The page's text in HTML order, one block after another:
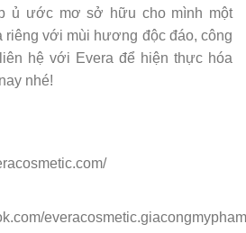
ủ ước mơ sở hữu cho mình một
với mùi hương độc đáo, công
hệ với Evera để hiện thực hóa
nhé!
everacosmetic.giacongmypham